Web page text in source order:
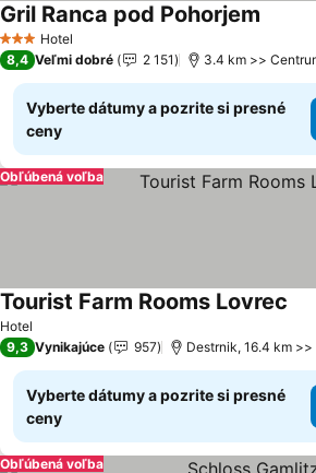
3 Počet hviezdičiek
Hotel
Gril Ranca pod Pohorjem
8,4 Veľmi dobré 2 151 3.4 km >>
Vyberte dátumy a pozrite si presné
ceny
Obľúbená voľba
Hotel
Tourist Farm Rooms Lovrec
9,3 Vynikajúce 957 Destrnik, 16.4 km
Vyberte dátumy a pozrite si presné
ceny
Obľúbená voľba